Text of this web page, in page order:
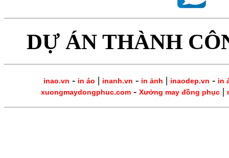
DỰ ÁN THÀNH
inao.vn - in áo | inanh.vn - in ảnh | inaodep.vn - in
xuongmaydongphuc.com- Xưởng may đồng phục|